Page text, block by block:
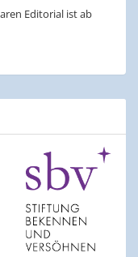
Editorial ist ab